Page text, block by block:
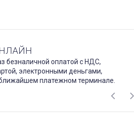
безналичной оплатой с НДС,
электронными деньгами,
платежном терминале.